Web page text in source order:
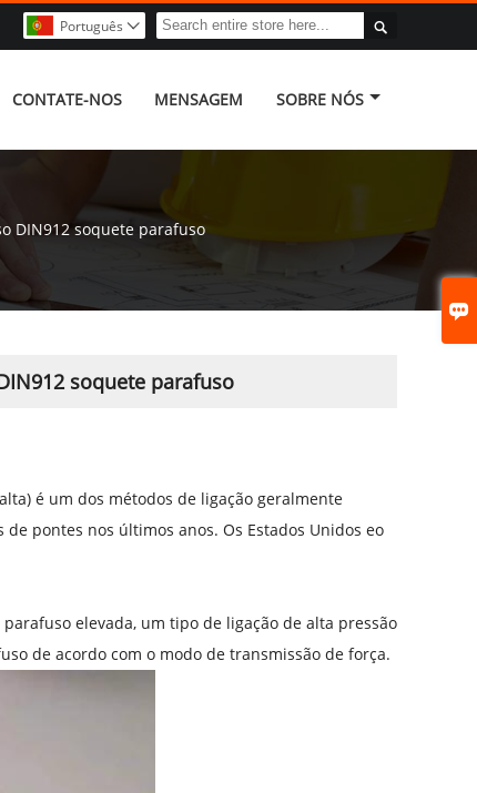


Português 
CONTATE-NOS MENSAGEM SOBRE NÓS
DIN912 soquete parafuso
soquete parafuso
é um dos métodos de ligação geralmente
pontes nos últimos anos. Os Estados Unidos eo
elevada, um tipo de ligação de alta pressão
de acordo com o modo de transmissão de força.